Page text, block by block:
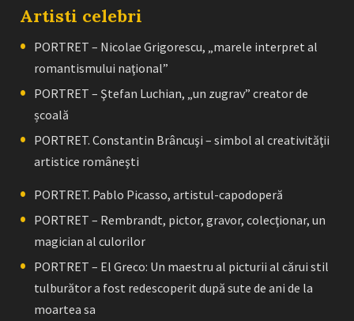
Artisti celebri
PORTRET – Nicolae Grigorescu, „marele interpret al
romantismului naţional”
PORTRET – Ştefan Luchian, „un zugrav” creator de
școală
PORTRET. Constantin Brâncuşi – simbol al creativităţii
artistice româneşti
PORTRET. Pablo Picasso, artistul-capodoperă
PORTRET – Rembrandt, pictor, gravor, colecţionar, un
magician al culorilor
PORTRET – El Greco: Un maestru al picturii al cărui stil
tulburător a fost redescoperit după sute de ani de la
moartea sa